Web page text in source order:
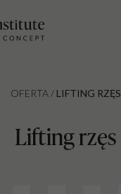
OFERTA / LIFTING RZĘS
Lifting rzęs